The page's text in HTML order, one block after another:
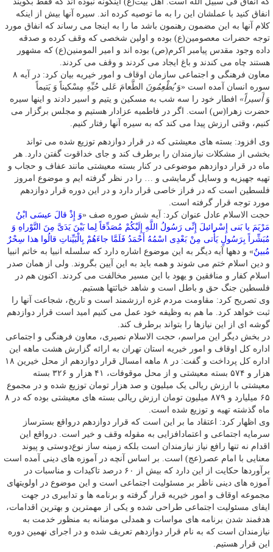
انفاق کنید با عملشان این را به ما توصیه کرده اند. سیره آنها بیش از اینکه
کلام آنها به این مضمون رهنمون باشد ما را به اینجا می رساند که انفاق مورد
توجه حضرات معصومین(ع) بوده و اولین شخصی که وقف کرده و صدقه
داده وجود مقدس پیامبر اکرم(ص) بوده اند و امیر المومنین(ع) که مشهور
هستند چاه می کندند و باغ ایجاد می کردند و وقف می کردند.
معاون فرهنگی و اجتماعی سازمان اوقاف و امور خیریه بیان کرد: در آیه ۸
سوره انسان آمده است «وَیُطْعِمُونَ الطَّعامَ عَلى‏ حُبِّهِ مِسْکیناً وَ یَتیماً
وَأَسیراً» افطار خود را سه شب به مسکین و یتیم و اسیر دادند و اینها سیره
حضرت زهرا(س) است. اگر در فاطمیه عزادار هستیم و مجلس برگزار می
کنیم، وقتی ارزش پیدا می کند که به سیره آنها رفتار کنیم.
وی افزود: بسته های معیشتی که در قرار دوازدهم توزیع شده می تواند
بخشی از مشکلات نیازمندان را برطرف کند و جای خداقوت گفتن دارد. هر
ماه در قرار دوازدهم موضوعی در کنار بسته معیشتی مانند عفاف و حجاب و
تهیه جهیزیه و وسایل گرمایشی و … را در نظر گرفته ایم و موضوع امروز
فلسطین است که در فراز خاصی قرار دارد و در این دوره قرار دوازدهم
مورد توجه قرار گرفته است.
حجت الاسلام عادل عنوان کرد: آیه شش صوره صف «وَ إِذْ قالَ عیسَی ابْنُ
مَرْیَمَ یا بَنی‏ إِسْرائیلَ إِنِّی رَسُولُ اللَّهِ إِلَیْکُمْ مُصَدِّقاً لِما بَیْنَ یَدَیَّ مِنَ التَّوْراهِ وَ
مُبَشِّراً بِرَسُولٍ یَأْتی‏ مِنْ بَعْدِی اسْمُهُ أَحْمَدُ فَلَمَّا جاءَهُمْ بِالْبَیِّناتِ قالُوا هذا سِحْرٌ
مُبینٌ» و دهها آیه دیگر به این موضوع اشاره دارد که سلسله انبیا به خاتم انبیا
و دین اسلام ختم می شوند و همه باید به این آیین بگروند. ولی از همان صدر
اسلام کفار و منافقین و یهود با این مسیر مخالفت می کردند. اکنون هم در
فلسطین جنگ حق و باطل است و شاهد خباثتها هستیم.
وی تصریح کرد: مقاومت مردم غزه ارزشمند است و تاریخ، شجاعت آنها را
ثبت خواهد کرد. ما هم به وظیفه خود عمل می کنیم امید است قرار دوازدهم
گوشه ای از این نیازها را بتواند برطرف کند.
در بخش دیگر این مراسم، حجت الاسلام نصیری، معاون فرهنگی و اجتماعی
اداره کل اوقاف و امور خیریه استان تهران به ارائه گزارش هشت ماهه این
اداره کل پرداخت و گفت: در ۸ ماهه امسال قرار دوازدهم از محل خیرین ۱۸
هزار و ۵۷۴ بسته معیشتی و از محل موقوفات، ۴۱ هزار و ۳۲۶ بسته
معیشتی با ارزش ریالی یک میلیون و صد هزار تومان توزیع شده و در مجموع
۶۵ میلیارد و ۸۷۹ میلیون تومان ارزش ریالی بسته های معیشتی بوده که در ۸
ماه گذشته تهیه و توزیع شده است.
وی اظهار کرد: اعتقاد ما بر این است که قرار دوازدهم درواقع بسترساز
سرمایه اجتماعی و اعتمادافزایی به مقوله وقف و خیر است. درواقع این
اقدام نه تنها رافع نیاز نیازمندان است بلکه زمینه ساز نوع‌دوستی و پیوند
معنایی با امام عصر(عج) است. بر اساس آنچه در آموزه های دینی آمده است
برآوردها حکایت از این دارد که بیش از ۶۰ درصد تاکیدات و مناسبات در
آموزه های دینی ناظر بر مسئولیت اجتماعی است و این موضوع در اولویتهای
مجموعه اوقاف و امور خیریه قرار گرفته و برنامه ها و تدابیری در جهت
ایفای مسئولیت اجتماعی طراحی شده و یکی از مهمترین و بهترین اقدامات،
هدفمند شدن برنامه های مواسات و همدلی مومنانه به منظور خدمت به
نیازمندان است که به نام قرار دوازدهم تعریف شده و در اجرای نهمین دوره
این قرار هستیم.